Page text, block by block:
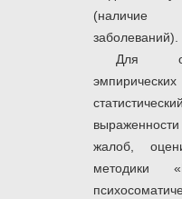
(наличие
заболеваний).
Для
жалоб,
методики